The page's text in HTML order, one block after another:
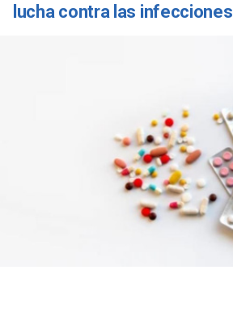
lucha contra las infecciones